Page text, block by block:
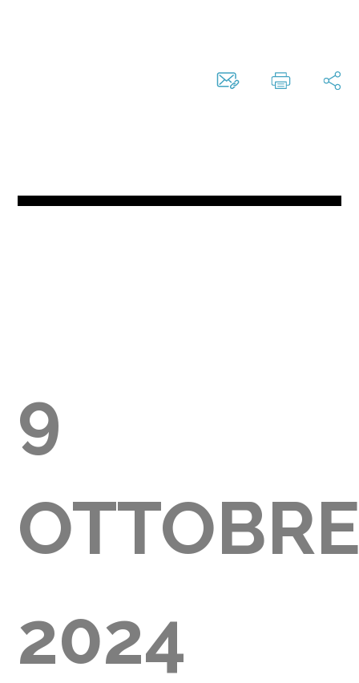
9
2024